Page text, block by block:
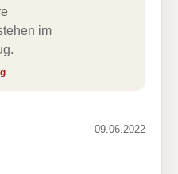
im
09.06.2022